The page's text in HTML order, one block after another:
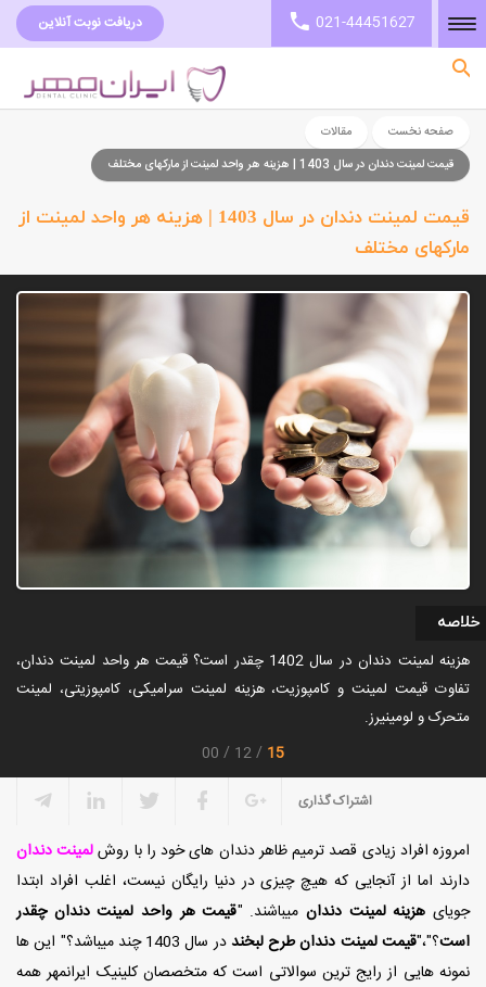
صفحه نخست
دریافت نوبت آنلاین 021-44451627
صفحه نخست
مقالات
قیمت لمینت دندان در سال 1403 | هزینه هر واحد لمینت از مارکهای مختلف
قیمت لمینت دندان در سال 1403 | هزینه هر واحد لمینت از
مارکهای مختلف
خلاصه
هزینه لمینت دندان در سال 1402 چقدر است؟ قیمت هر واحد لمینت دندان،
تفاوت قیمت لمینت و کامپوزیت، هزینه لمینت سرامیکی، کامپوزیتی، لمینت
متحرک و لومینیرز.
15
12
00
اشتراک گذاری
امروزه افراد زیادی قصد ترمیم ظاهر دندان های خود را با روشلمینت دندان
دارند اما از آنجایی که هیچ چیزی در دنیا رایگان نیست، اغلب افراد ابتدا
جویای هزینه لمینت دندان میباشند. "قیمت هر واحد لمینت دندان چقدر
است؟"،"قیمت لمینت دندان طرح لبخند
در سال 1403 چند میباشد؟" این ها
نمونه هایی از رایج ترین سوالاتی است که متخصصان کلینیک ایرانمهر همه